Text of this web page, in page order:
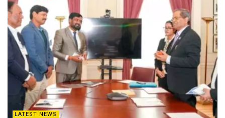
LATEST NEWS